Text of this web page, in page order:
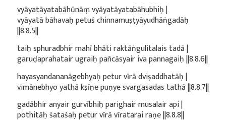
vyāyatāyatabāhūnāṃ vyāyatāyatabāhubhiḥ |
vyāyatā bāhavaḥ petuś chinnamuṣṭyāyudhāṅgadāḥ
||8.8.5||
taiḥ sphuradbhir mahī bhāti raktāṅgulitalais tadā |
garuḍaprahatair ugraiḥ pañcāsyair iva pannagaiḥ ||8.8.6||
hayasyandananāgebhyaḥ petur vīrā dviṣaddhatāḥ |
vimānebhyo yathā kṣīṇe puṇye svargasadas tathā ||8.8.7||
gadābhir anyair gurvībhiḥ parighair musalair api |
pothitāḥ śataśaḥ petur vīrā vīratarai raṇe ||8.8.8||